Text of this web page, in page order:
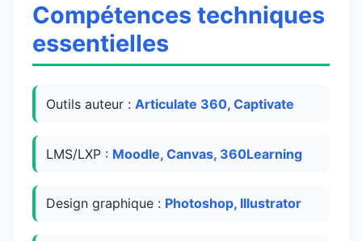
Compétences techniques
essentielles
Outils auteur : Articulate 360, Captivate
LMS/LXP : Moodle, Canvas, 360Learning
Design graphique : Photoshop, Illustrator